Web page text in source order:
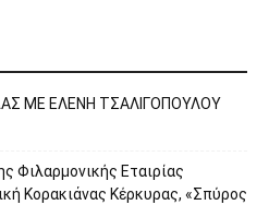
ΜΕ ΕΛΕΝΗ ΤΣΑΛΙΓΟΠΟΥΛΟΥ
Φιλαρμονικής Εταιρίας
Κορακιάνας Κέρκυρας, «Σπύρος